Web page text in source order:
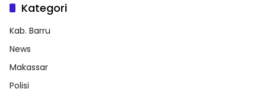
Kategori
Kab. Barru
News
Makassar
Polisi